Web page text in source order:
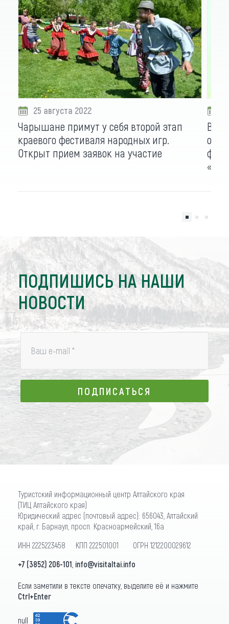
25 августа 2022
Чарышане примут у себя второй этап
краевого фестиваля народных игр.
Открыт прием заявок на участие
ПОДПИШИСЬ НА НАШИ
НОВОСТИ
Ваш e-mail *
ПОДПИСАТЬСЯ
ПОДПИСАТЬСЯ
Туристский информационный центр Алтайского края
(ТИЦ Алтайского края)
Юридический адрес (почтовый адрес): 656043, Алтайский
край, г. Барнаул, просп. Красноармейский, 16а
ИНН 2225223458 КПП 222501001 ОГРН 1212200029612
+7 (3852) 206-101 info@visitaltai.info
Если заметили в тексте опечатку, выделите её и нажмите
Ctrl+Enter
null